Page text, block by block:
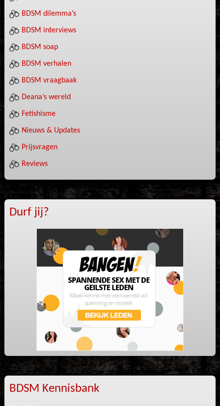
BDSM dilemma’s
BDSM interviews
BDSM soap
BDSM verhalen
BDSM vraagbaak
Deana’s wereld
Fetishisme
Nieuws & Updates
Prijsvragen
Reviews
Durf jij?
BDSM Kennisbank